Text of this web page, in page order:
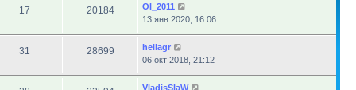
17 20184
Ol_2011
13 янв 2020, 16:06
31 28699
heilagr
06 окт 2018, 21:12
VladisSlaW